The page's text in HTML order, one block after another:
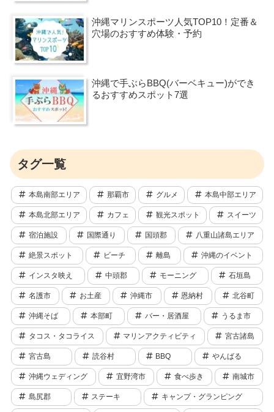
沖縄マリンスポーツ人気TOP10！定番＆
穴場のおすすめ体験・予約
沖縄で手ぶらBBQ(バーベキュー)ができ
るおすすめスポット7選
タグ一覧
本島南部エリア 那覇市 グルメ 本島中部エリア
本島北部エリア カフェ 観光スポット スイーツ
宿泊施設 国際通り 国頭郡 八重山諸島エリア
絶景スポット ビーチ 離島 沖縄のイベント
インスタ映え 中頭郡 モーニング 石垣島
名護市 お土産 沖縄市 恩納村 北谷町
沖縄そば 本部町 バー・居酒屋 うるま市
タコス・タコライス マリンアクティビティ 宮古諸島
宮古島 読谷村 BBQ やんばる
沖縄ウェディング 宜野湾市 食べ歩き 南城市
島尻郡 ステーキ キャンプ・グランピング